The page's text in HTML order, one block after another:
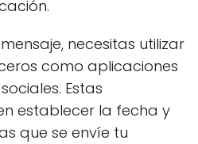
necesitas utilizar
como aplicaciones
Estas
establecer la fecha y
que se envíe tu